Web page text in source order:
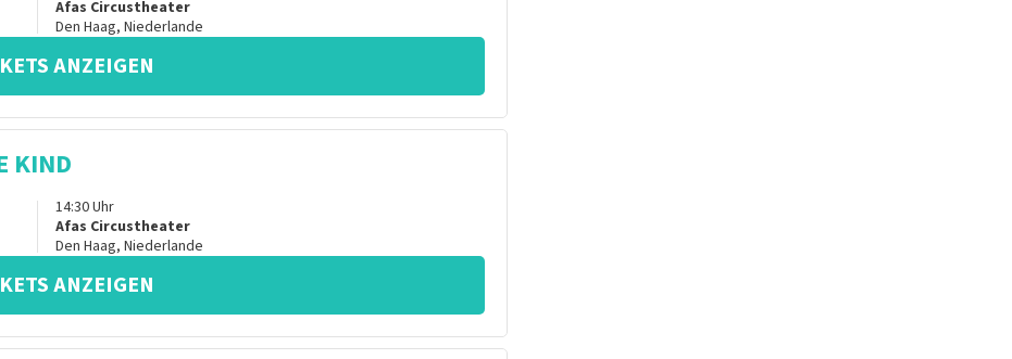
Afas Circustheater
Den Haag, Niederlande
ANZEIGEN
KIND
14:30Uhr
Afas Circustheater
Den Haag, Niederlande
ANZEIGEN